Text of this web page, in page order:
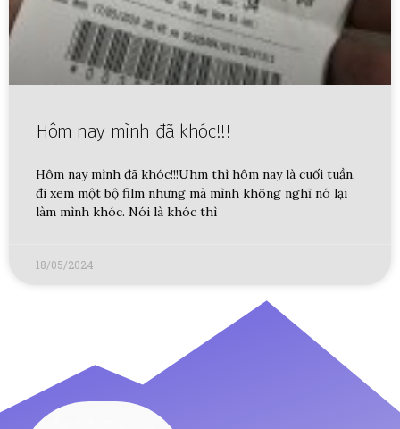
Hôm nay mình đã khóc!!!
Hôm nay mình đã khóc!!!Uhm thì hôm nay là cuối tuần,
đi xem một bộ film nhưng mà mình không nghĩ nó lại
làm mình khóc. Nói là khóc thì
18/05/2024